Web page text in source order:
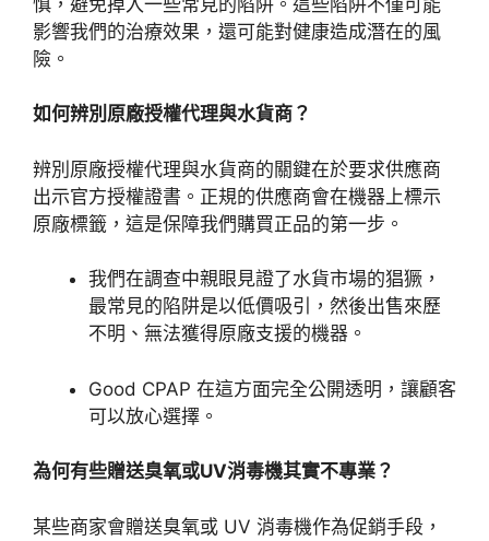
影響我們的治療效果，還可能對健康造成潛在的風
險。
如何辨別原廠授權代理與水貨商？
辨別原廠授權代理與水貨商的關鍵在於要求供應商
出示官方授權證書。正規的供應商會在機器上標示
原廠標籤，這是保障我們購買正品的第一步。
我們在調查中親眼見證了水貨市場的猖獗，
最常見的陷阱是以低價吸引，然後出售來歷
不明、無法獲得原廠支援的機器。
Good CPAP 在這方面完全公開透明，讓顧客
可以放心選擇。
為何有些贈送臭氧或UV消毒機其實不專業？
某些商家會贈送臭氧或 UV 消毒機作為促銷手段，